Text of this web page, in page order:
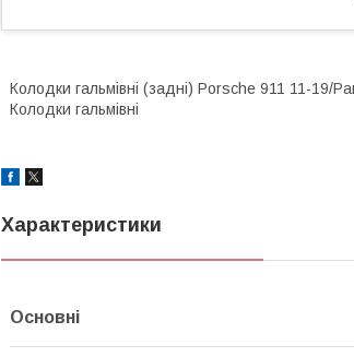
Колодки гальмівні (задні) Porsche 911 11-19/
Колодки гальмівні
Характеристики
Основні